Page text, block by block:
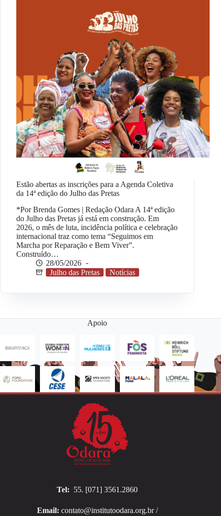
Estão abertas as inscrições para a Agenda Coletiva
da 14ª edição do Julho das Pretas
*Por Brenda Gomes | Redação Odara A 14ª edição
do Julho das Pretas já está em construção. Em
2026, o mês de luta, incidência política e celebração
internacional traz como tema “Seguimos em
Marcha por Reparação e Bem Viver”.
Construído…
28/05/2026
Julho das Pretas
Notícias
Apoio
Tel: 55. [071] 3561.2860
Email: contato@institutoodara.org.br /